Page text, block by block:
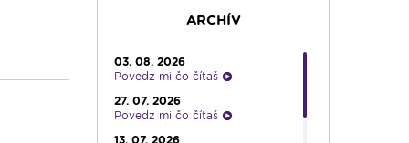
ARCHÍV
03. 08. 2026
Povedz mi čo čítaš
27. 07. 2026
Povedz mi čo čítaš
13. 07. 2026